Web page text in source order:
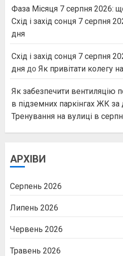
Фаза Місяця 7 серпня 2026:
Схід і захід сонця 7 серпня
дня
Схід і захід сонця 7 серпня
дня до Як привітати колегу
Як забезпечити вентиляцію
в підземних паркінгах ЖК
Тренування на вулиці в
АРХІВИ
Серпень 2026
Липень 2026
Червень 2026
Травень 2026